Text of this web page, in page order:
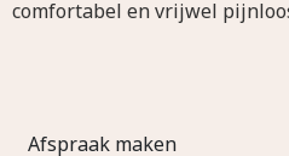
comfortabel en vrijwel
Afspraak maken